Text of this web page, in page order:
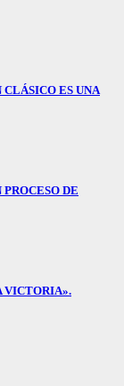
ES UNA
DE
VICTORIA».